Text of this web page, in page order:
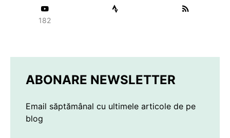
182
ABONARE NEWSLETTER
Email săptămânal cu ultimele articole de pe
blog